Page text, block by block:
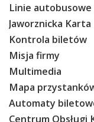
Linie autobusowe
Jaworznicka
Kontrola biletów
Misja firmy
Multimedia
Mapa
Automaty
Centrum Obsługi